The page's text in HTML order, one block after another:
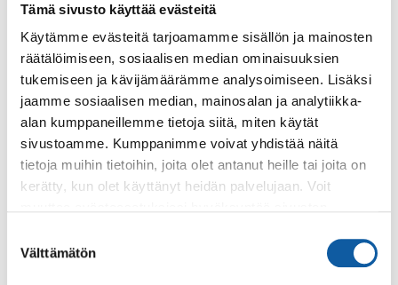
Tämä sivusto käyttää evästeitä
Käytämme evästeitä tarjoamamme sisällön ja mainosten
räätälöimiseen, sosiaalisen median ominaisuuksien
tukemiseen ja kävijämäärämme analysoimiseen. Lisäksi
jaamme sosiaalisen median, mainosalan ja analytiikka-
alan kumppaneillemme tietoja siitä, miten käytät
sivustoamme. Kumppanimme voivat yhdistää näitä
tietoja muihin tietoihin, joita olet antanut heille tai joita on
kerätty, kun olet käyttänyt heidän palvelujaan. Voit
valinta
Välttämätön
avoimia ja maksuttomia. Tapahtuman järjestää
Peimarin Vihreät ry
Takaisin tapahtumiin
Asiasanat